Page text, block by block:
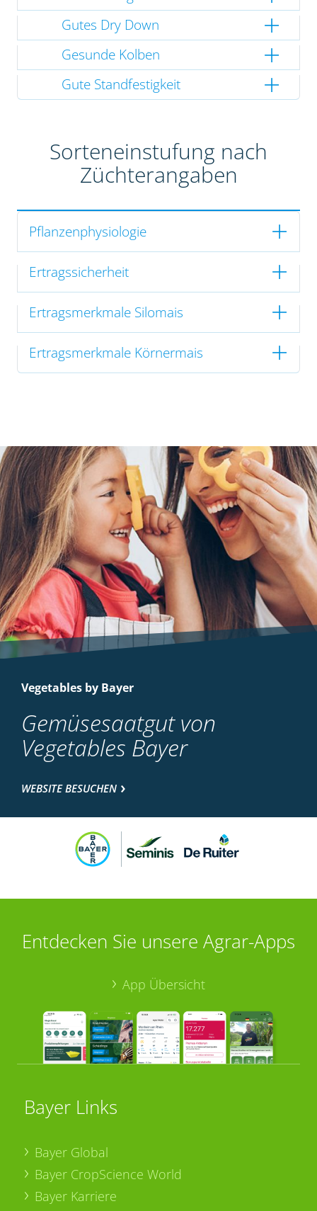
Gutes Dry Down
Gesunde Kolben
Gute Standfestigkeit
Sorteneinstufung nach
Züchterangaben
Pflanzenphysiologie
Ertragssicherheit
Ertragsmerkmale Silomais
Ertragsmerkmale Körnermais
Vegetables by Bayer
Gemüsesaatgut von
Vegetables Bayer
WEBSITE BESUCHEN
Entdecken Sie unsere Agrar-Apps
App Übersicht
Bayer Links
Bayer Global
Bayer CropScience World
Bayer Karriere